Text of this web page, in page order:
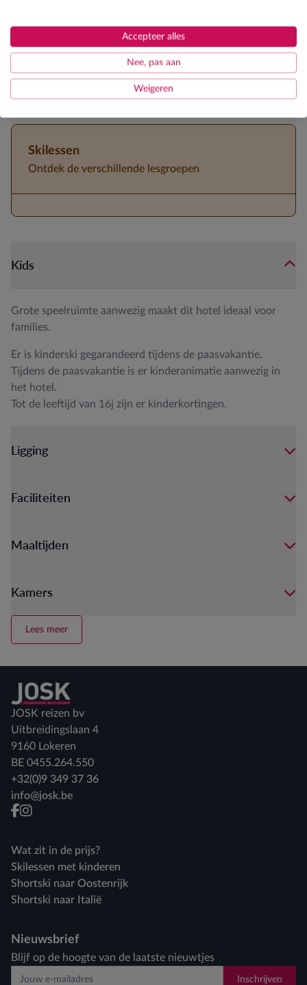
Accepteer alles
Nee, pas aan
Weigeren
JOSK kinderanimator tijdens Pasen
Skilessen
Ontdek de verschillende lesgroepen
Kids
Grote speelruimte aanwezig maakt dit hotel ideaal voor
families.
Er is kinderski gegarandeerd tijdens de paasvakantie.
Tijdens de paasvakantie is er kinderanimatie aanwezig in
het hotel.
Tot de leeftijd van 16j zijn er kinderkortingen.
Ligging
Faciliteiten
Maaltijden
Kamers
Lees meer
Terug naar home
JOSK reizen bv
Uitbreidingslaan 4
9160 Lokeren
BE 0455.264.550
+32(0)9 349 37 36
info@josk.be
facebook
instagram
Wat zit in de prijs?
Skilessen met kinderen
Shortski naar Oostenrijk
Shortski naar Italië
Nieuwsbrief
Blijf op de hoogte van de laatste nieuwtjes
Inschrijven